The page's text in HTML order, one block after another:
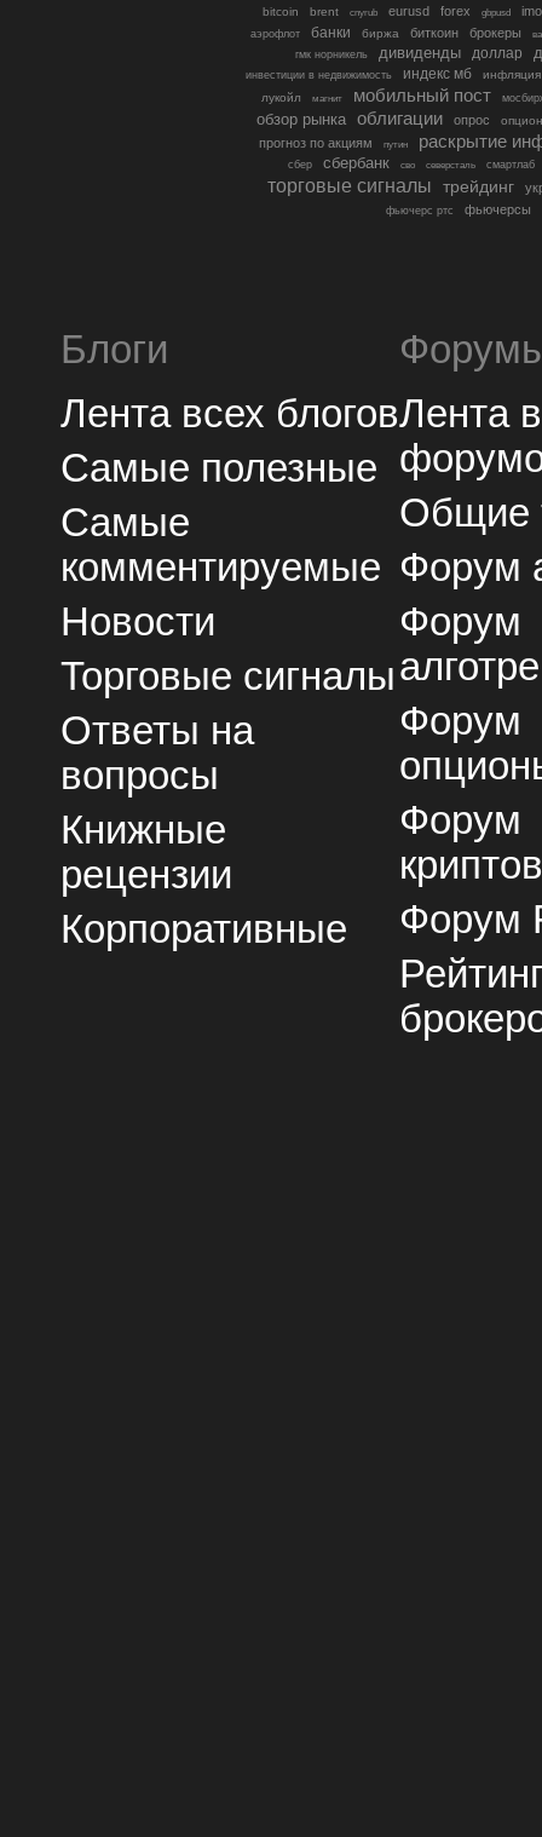
bitcoin brent cnyrub eurusd forex gbpusd
аэрофлот банки биржа биткоин брокеры
гмк норникель
дивиденды доллар
инвестиции в недвижимость индекс мб
инфляция
лукойл
магнит мобильный пост
обзор рынка облигации опрос
прогноз по акциям путин раскрытие
сбер сбербанк сво северсталь смартлаб
торговые сигналы трейдинг
фьючерс ртс фьючерсы
Блоги
Лента всех блогов
Самые полезные
Самые
комментируемые
Новости
Торговые сигналы
Ответы на
вопросы
Книжные
рецензии
Корпоративные
Лента
Общие
Форум
Форум
Форум
Форум
Форум